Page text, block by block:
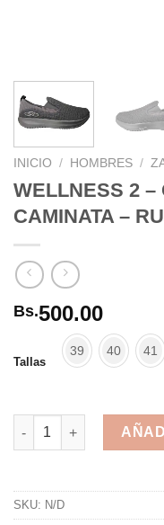
INICIO / HOMBRES /
WELLNESS 2 –
CAMINATA –
Bs.500.00
Tallas
39 40 41
WELLNESS 2 -
SKU: N/D